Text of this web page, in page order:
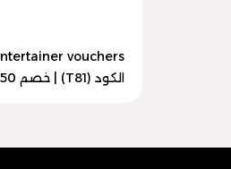
الكود (T81) | خصم 50% فوري